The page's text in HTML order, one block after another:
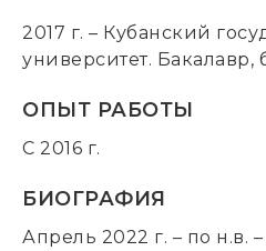
2017 г. – Кубанский
университет. Бакалавр,
ОПЫТ РАБОТЫ
С 2016 г.
БИОГРАФИЯ
Апрель 2022 г. – по н.в.